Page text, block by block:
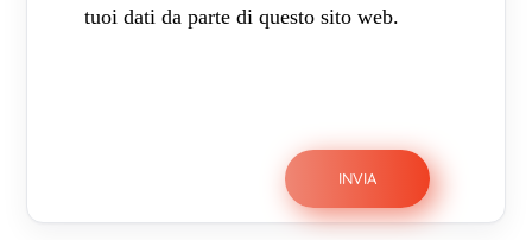
tuoi dati da parte di questo sito web.